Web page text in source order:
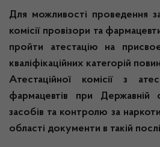
Для можливості проведення
комісії провізори та
пройти атестацію на
кваліфікаційних категорій
Атестаційної комісії з
фармацевтів при Державній
засобів та контролю за
області документи в такій